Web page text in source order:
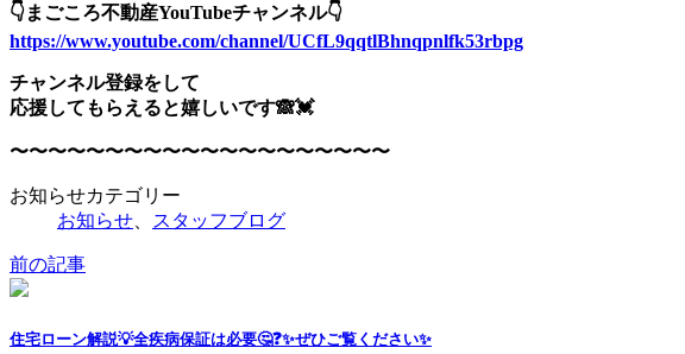
👇まごころ不動産YouTubeチャンネル👇
https://www.youtube.com/channel/UCfL9qqtlBhnqpnlfk53rbpg
チャンネル登録をして
応援してもらえると嬉しいです🙈💓
〜〜〜〜〜〜〜〜〜〜〜〜〜〜〜〜〜〜〜〜
お知らせカテゴリー
お知らせ
スタッフブログ
前の記事
住宅ローン解説💡全疾病保証は必要🤔❓✨ぜひご覧ください✨